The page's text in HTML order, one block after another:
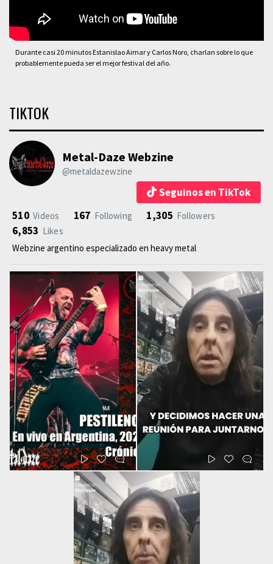
Durante casi 20 minutos Estanislao Aimar y Carlos Noro, charlan sobre lo que
probablemente pueda ser el mejor festival del año.
TIKTOK
Metal-Daze Webzine
@metaldazewzine
Seguinos en TikTok
510 Videos 167 Following 1,305 Followers
6,853 Likes
Webzine argentino especializado en heavy metal